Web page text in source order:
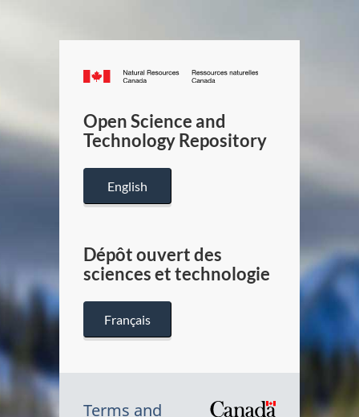
Canada.ca
/
Canada
Open Science and
Technology Repository
English
Dépôt ouvert des
sciences et technologie
Français
Terms and